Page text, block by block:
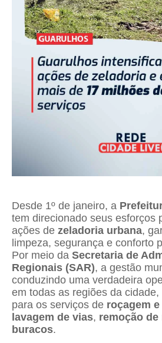
Desde 1º de janeiro, a
tem direcionado seus esforços
ações de zeladoria urbana,
limpeza, segurança e conforto
Por meio da Secretaria de
Regionais (SAR), a gestão
conduzindo uma verdadeira
em todas as regiões da
para os serviços de roçagem
lavagem de vias, remoção
buracos.